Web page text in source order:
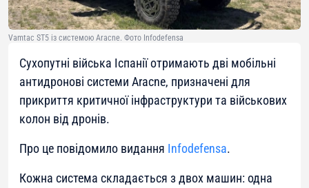
Vamtac ST5 із системою Aracne. Фото Infodefensa
Сухопутні війська Іспанії отримають дві мобільні
антидронові системи Aracne, призначені для
прикриття критичної інфраструктури та військових
колон від дронів.
Про це повідомило видання Infodefensa.
Кожна система складається з двох машин: одна